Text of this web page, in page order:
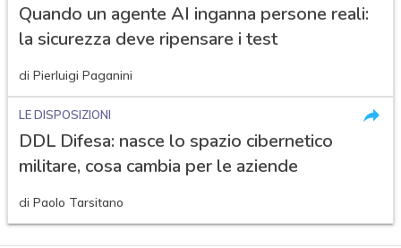
Quando un agente AI inganna persone reali:
la sicurezza deve ripensare i test
di Pierluigi Paganini
LE DISPOSIZIONI
DDL Difesa: nasce lo spazio cibernetico
militare, cosa cambia per le aziende
di Paolo Tarsitano